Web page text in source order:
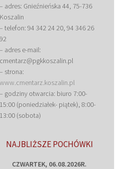
– adres: Gnieźnieńska 44, 75-736
Koszalin
– telefon: 94 342 24 20, 94 346 26
92
– adres e-mail:
cmentarz@pgkkoszalin.pl
– strona:
www.cmentarz.koszalin.pl
– godziny otwarcia: biuro 7:00-
15:00 (poniedziałek- piątek), 8:00-
13:00 (sobota)
NAJBLIŻSZE POCHÓWKI
CZWARTEK, 06.08.2026R.